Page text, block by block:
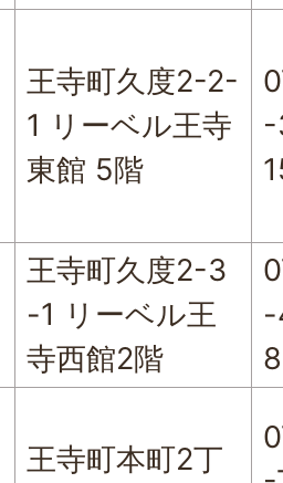
王寺町久度2-2-
1 リーベル王寺
東館 5階
王寺町久度2-3
-1 リーベル王
寺西館2階
王寺町本町2丁